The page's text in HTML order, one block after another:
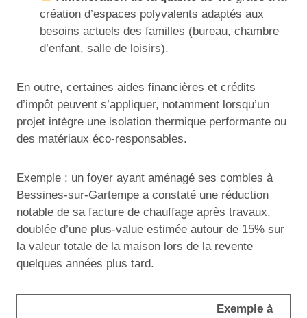
création d’espaces polyvalents adaptés aux
besoins actuels des familles (bureau, chambre
d’enfant, salle de loisirs).
En outre, certaines aides financières et crédits
d’impôt peuvent s’appliquer, notamment lorsqu’un
projet intègre une isolation thermique performante ou
des matériaux éco-responsables.
Exemple : un foyer ayant aménagé ses combles à
Bessines-sur-Gartempe a constaté une réduction
notable de sa facture de chauffage après travaux,
doublée d’une plus-value estimée autour de 15% sur
la valeur totale de la maison lors de la revente
quelques années plus tard.
Exemple à